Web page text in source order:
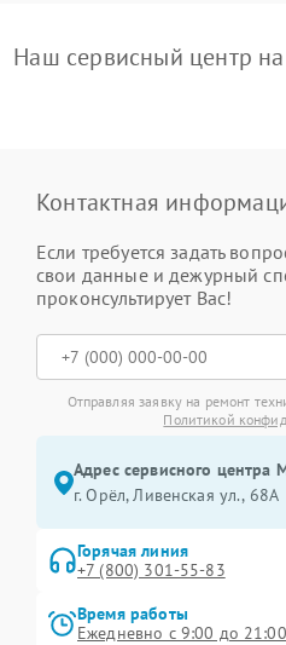
Наш сервисный центр
Контактная
Если требуется задать
свои данные и дежурный
проконсультирует Вас!
Отправляя заявку на ремонт
Политикой
Адрес сервисного центра
г. Орёл, Ливенская ул., 68А
Горячая линия
+7 (800) 301-55-83
Время работы
Ежедневно с 9:00 до 21:00